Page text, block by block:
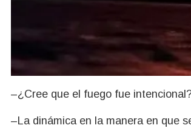
–¿Cree que el fuego fue
–La dinámica en la manera en que